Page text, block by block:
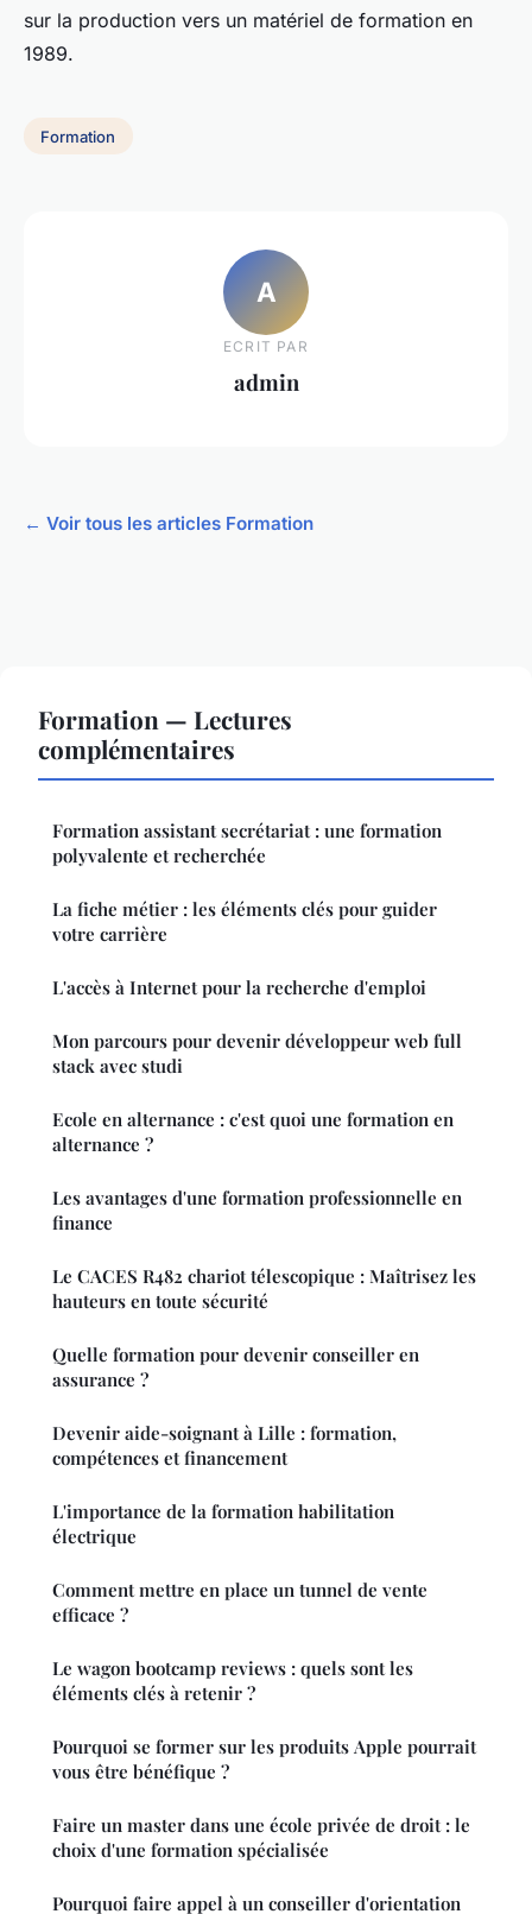
sur la production vers un matériel de formation en
1989.
Formation
A
ECRIT PAR
admin
← Voir tous les articles Formation
Formation — Lectures
complémentaires
Formation assistant secrétariat : une formation
polyvalente et recherchée
La fiche métier : les éléments clés pour guider
votre carrière
L'accès à Internet pour la recherche d'emploi
Mon parcours pour devenir développeur web full
stack avec studi
Ecole en alternance : c'est quoi une formation en
alternance ?
Les avantages d'une formation professionnelle en
finance
Le CACES R482 chariot télescopique : Maîtrisez les
hauteurs en toute sécurité
Quelle formation pour devenir conseiller en
assurance ?
Devenir aide-soignant à Lille : formation,
compétences et financement
L'importance de la formation habilitation
électrique
Comment mettre en place un tunnel de vente
efficace ?
Le wagon bootcamp reviews : quels sont les
éléments clés à retenir ?
Pourquoi se former sur les produits Apple pourrait
vous être bénéfique ?
Faire un master dans une école privée de droit : le
choix d'une formation spécialisée
Pourquoi faire appel à un conseiller d'orientation